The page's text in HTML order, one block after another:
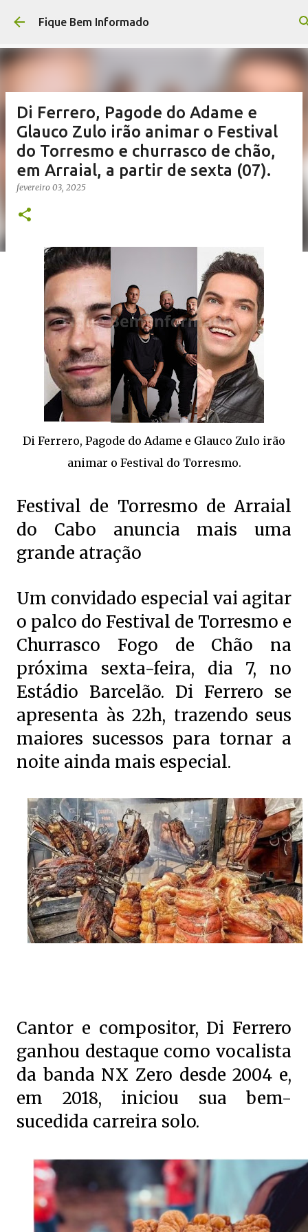
Pular para o conteúdo principal
Fique Bem Informado
Di Ferrero, Pagode do Adame e
Glauco Zulo irão animar o Festival
do Torresmo e churrasco de chão,
em Arraial, a partir de sexta (07).
fevereiro 03, 2025
Di Ferrero, Pagode do Adame e Glauco Zulo irão
animar o Festival do Torresmo.
Festival de Torresmo de Arraial
do Cabo anuncia mais uma
grande atração
Um convidado especial vai agitar
o palco do Festival de Torresmo e
Churrasco Fogo de Chão na
próxima sexta-feira, dia 7, no
Estádio Barcelão. Di Ferrero se
apresenta às 22h, trazendo seus
maiores sucessos para tornar a
noite ainda mais especial.
Cantor e compositor, Di Ferrero
ganhou destaque como vocalista
da banda NX Zero desde 2004 e,
em 2018, iniciou sua bem-
sucedida carreira solo.